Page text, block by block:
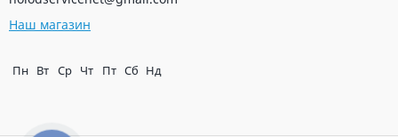
Наш магазин
Пн Вт Ср Чт Пт Сб Нд